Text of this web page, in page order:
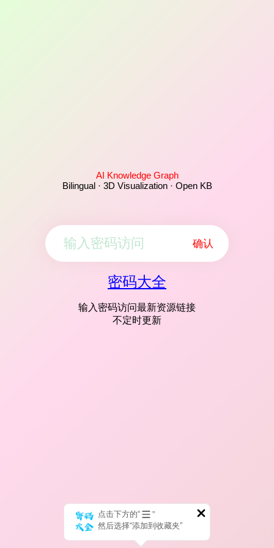
AI Knowledge Graph
Bilingual · 3D Visualization · Open KB
确认
密码大全
输入密码访问最新资源链接
不定时更新
点击下方的“
”
然后选择“添加到收藏夹”